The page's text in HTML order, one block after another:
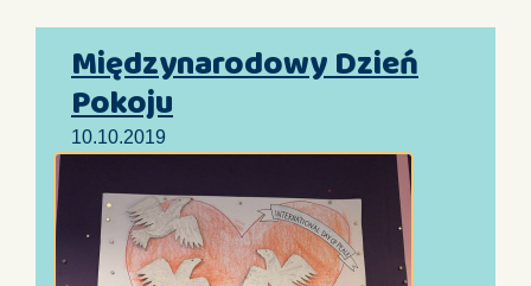
Międzynarodowy Dzień
Pokoju
10.10.2019